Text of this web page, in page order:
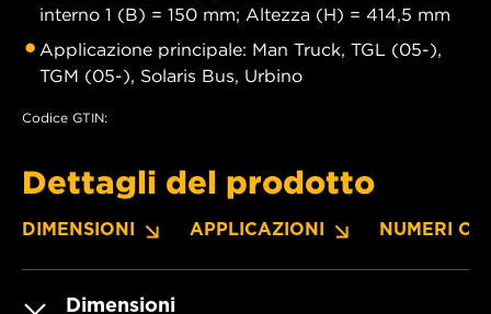
interno 1 (B) = 150 mm; Altezza (H) = 414,5 mm
Applicazione principale: Man Truck, TGL (05-),
TGM (05-), Solaris Bus, Urbino
Codice GTIN:
Dettagli del prodotto
DIMENSIONI APPLICAZIONI NUMERI OE
Dimensioni